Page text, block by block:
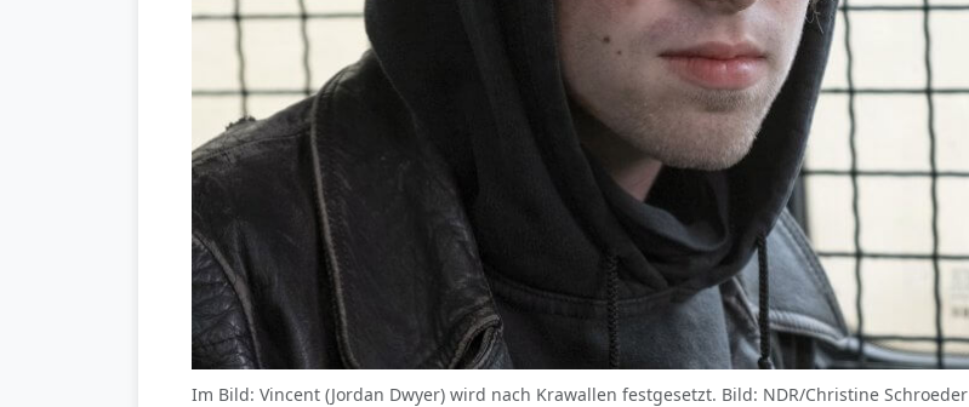
Im Bild: Vincent (Jordan Dwyer) wird nach Krawallen festgesetzt. Bild: NDR/Christine Schroeder